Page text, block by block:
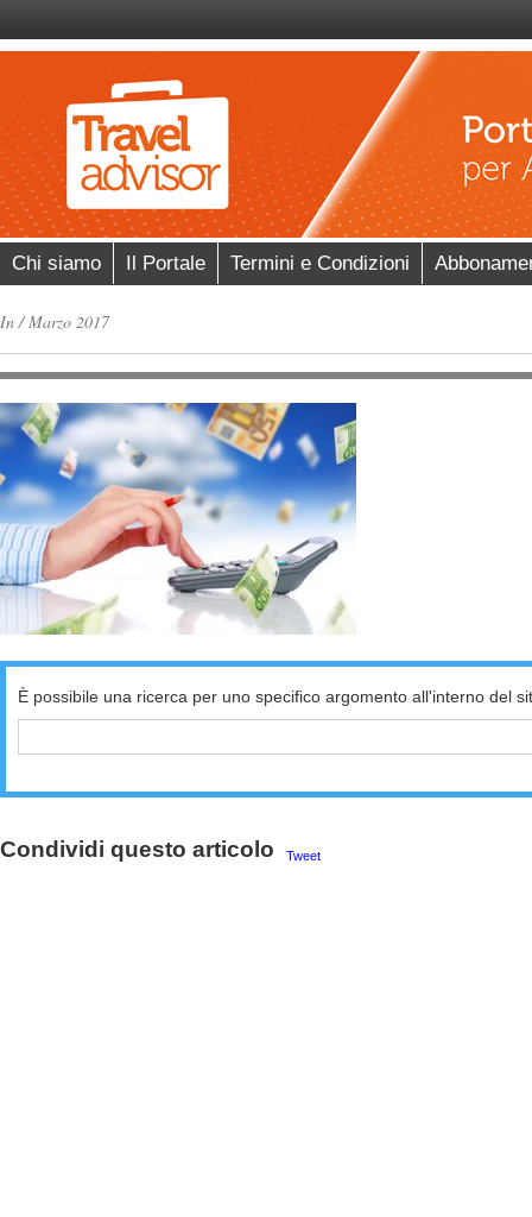
Chi siamo Il Portale Termini e Condizioni
In/Marzo 2017
È possibile una ricerca per uno specifico argomento all'interno del
Condividi questo articolo Tweet